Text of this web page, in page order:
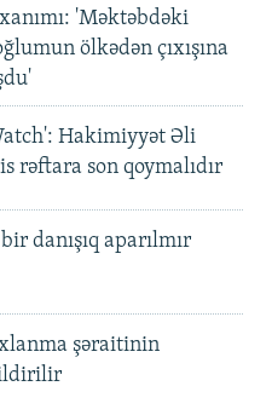
'Məktəbdəki
ölkədən çıxışına
Hakimiyyət Əli
rəftara son qoymalıdır
danışıq aparılmır
şəraitinin